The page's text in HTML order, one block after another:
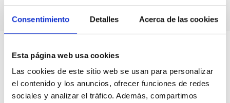
Consentimiento Detalles Acerca de las cookies
Esta página web usa cookies
Las cookies de este sitio web se usan para personalizar
el contenido y los anuncios, ofrecer funciones de redes
sociales y analizar el tráfico. Además, compartimos